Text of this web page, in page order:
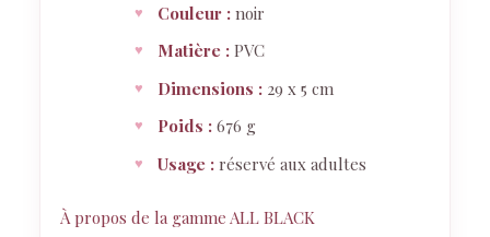
Couleur :noir
Matière :PVC
Dimensions :29 x 5 cm
Poids :676 g
Usage :réservé aux adultes
À propos de la gamme ALL BLACK